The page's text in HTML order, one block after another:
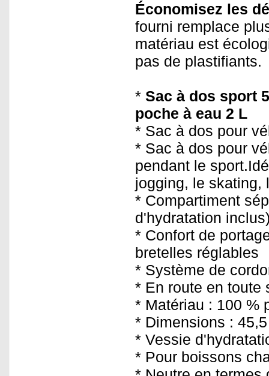
Économisez les
fourni remplace
matériau est
pas de plastifiants.
* Sac à dos sport
poche à eau 2 L
* Sac à dos pour
* Sac à dos pour
pendant le
jogging, le skating,
* Compartiment
d'hydratation
* Confort de
bretelles réglables
* Système de
* En route en toute
* Matériau : 100 %
* Dimensions :
* Vessie
* Pour boissons